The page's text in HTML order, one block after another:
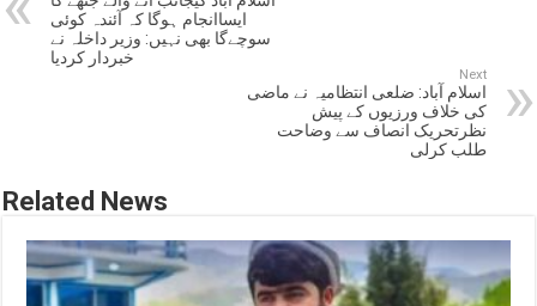
ایساانجام ہوگا کہ آئندہ کوئی
سوچےگا بھی نہیں: وزیر داخلہ نے
خبردار کردیا
Next
اسلام آباد: ضلعی انتظامیہ نے ماضی
کی خلاف ورزیوں کے پیش
نظرتحریک انصاف سے وضاحت
طلب کرلی
Related News